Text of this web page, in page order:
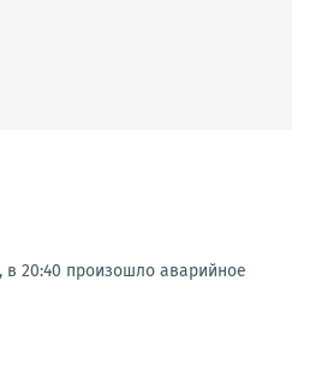
20:40 произошло аварийное